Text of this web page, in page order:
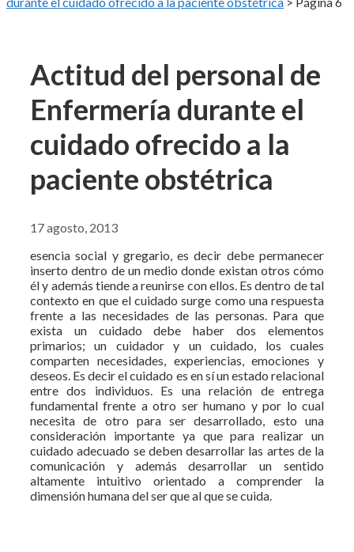
Actitud del personal de
Enfermería durante el
cuidado ofrecido a la
paciente obstétrica
17 agosto, 2013
esencia social y gregario, es decir debe permanecer
inserto dentro de un medio donde existan otros cómo
él y además tiende a reunirse con ellos. Es dentro de tal
contexto en que el cuidado surge como una respuesta
frente a las necesidades de las personas. Para que
exista un cuidado debe haber dos elementos
primarios; un cuidador y un cuidado, los cuales
comparten necesidades, experiencias, emociones y
deseos. Es decir el cuidado es en sí un estado relacional
entre dos individuos. Es una relación de entrega
fundamental frente a otro ser humano y por lo cual
necesita de otro para ser desarrollado, esto una
consideración importante ya que para realizar un
cuidado adecuado se deben desarrollar las artes de la
comunicación y además desarrollar un sentido
altamente intuitivo orientado a comprender la
dimensión humana del ser que al que se cuida.